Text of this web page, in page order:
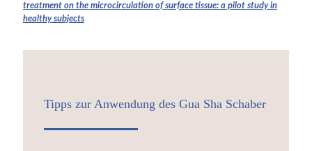
treatment on the microcirculation of surface tissue: a pilot study in
healthy subjects
Tipps zur Anwendung des Gua Sha Schaber